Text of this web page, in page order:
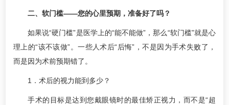
二、软门槛——您的心里预期，准备好了吗？
如果说“硬门槛”是医学上的“能不能做”，那么“软门槛”就是心
理上的“该不该做”。一些人术后“后悔”，不是因为手术失败了，
而是因为术前预期错了。
1．术后的视力能到多少？
手术的目标是达到您戴眼镜时的最佳矫正视力，而不是“超